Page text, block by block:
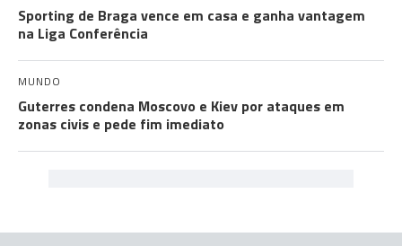
Sporting de Braga vence em casa e ganha vantagem
na Liga Conferência
MUNDO
Guterres condena Moscovo e Kiev por ataques em
zonas civis e pede fim imediato